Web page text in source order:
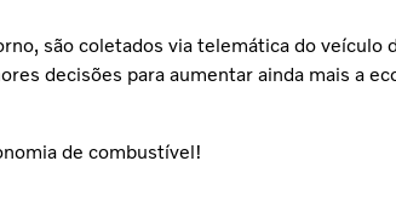
são coletados via telemática do veículo
decisões para aumentar ainda mais a
de combustível!